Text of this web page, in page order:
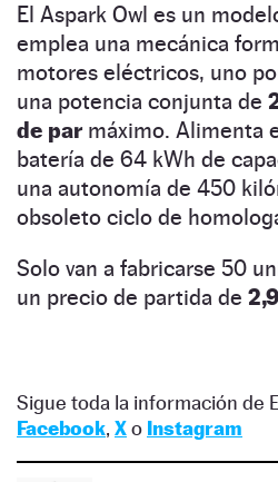
El Aspark Owl es un
emplea una mecánica
motores eléctricos, uno
una potencia conjunta de
de par máximo. Alimenta
batería de 64 kWh de
una autonomía de 450
obsoleto ciclo de
Solo van a fabricarse 50
un precio de partida de
Sigue toda la información de
Facebook, Xo Instagram